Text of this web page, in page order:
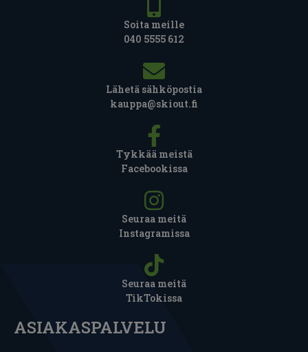
Soita meille
040 5555 612
Lähetä sähköpostia
kauppa@skiout.fi
Tykkää meistä
Facebookissa
Seuraa meitä
Instagramissa
Seuraa meitä
TikTokissa
ASIAKASPALVELU